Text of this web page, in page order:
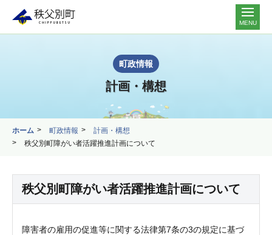
MENU
町政情報
計画・構想
ホーム 町政情報
計画・構想
秩父別町障がい者活躍推進計画について
秩父別町障がい者活躍推進計画について
障害者の雇用の促進等に関する法律第7条の3の規定に基づ